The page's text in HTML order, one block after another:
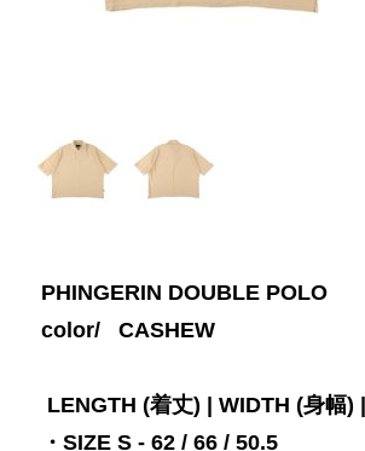
PHINGERIN DOUBLE POLO
color/ CASHEW
LENGTH (着丈) | WIDTH (身幅)
・SIZE S - 62 / 66 / 50.5